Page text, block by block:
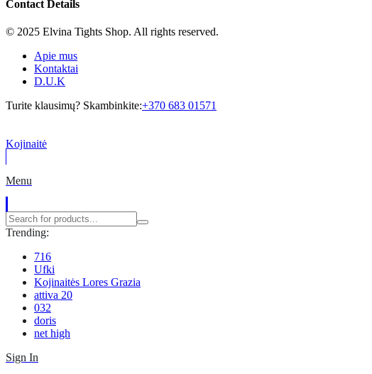
Contact Details
© 2025 Elvina Tights Shop. All rights reserved.
Apie mus
Kontaktai
D.U.K
Turite klausimų? Skambinkite:+370 683 01571
Kojinaitė
Menu
Trending:
716
Ufki
Kojinaitės Lores Grazia
attiva 20
032
doris
net high
Sign In